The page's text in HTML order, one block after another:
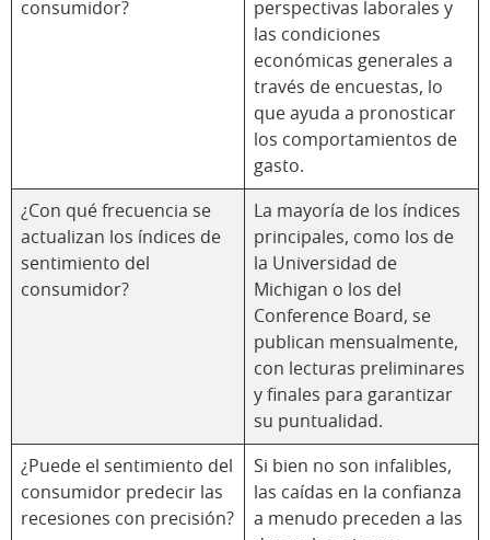
consumidor?
perspectivas laborales y
las condiciones
económicas generales a
través de encuestas, lo
que ayuda a pronosticar
los comportamientos de
gasto.
¿Con qué frecuencia se
actualizan los índices de
sentimiento del
consumidor?
La mayoría de los índices
principales, como los de
la Universidad de
Michigan o los del
Conference Board, se
publican mensualmente,
con lecturas preliminares
y finales para garantizar
su puntualidad.
¿Puede el sentimiento del
consumidor predecir las
recesiones con precisión?
Si bien no son infalibles,
las caídas en la confianza
a menudo preceden a las